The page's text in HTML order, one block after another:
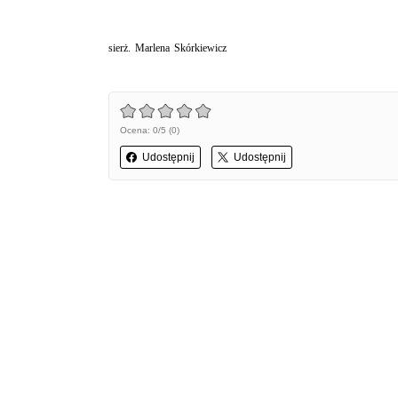
sierż. Marlena Skórkiewicz
Ocena: 0/5 (0)
Udostępnij Udostępnij